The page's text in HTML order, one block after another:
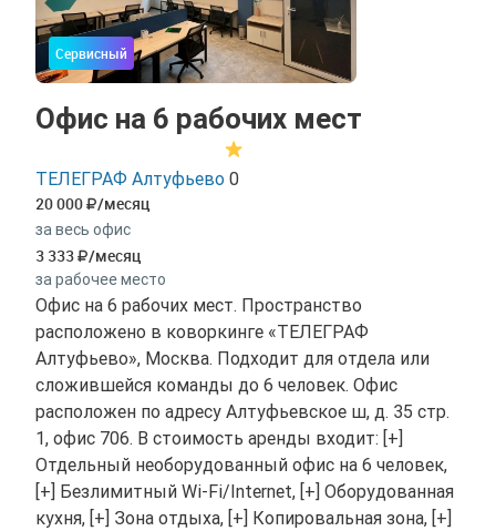
Сервисный
Офис на 6 рабочих мест
ТЕЛЕГРАФ Алтуфьево 0
20 000 /месяц
за весь офис
3 333 /месяц
за рабочее место
Офис на 6 рабочих мест. Пространство
расположено в коворкинге «ТЕЛЕГРАФ
Алтуфьево», Москва. Подходит для отдела или
сложившейся команды до 6 человек. Офис
расположен по адресу Алтуфьевское ш, д. 35 стр.
1, офис 706. В стоимость аренды входит: [+]
Отдельный необорудованный офис на 6 человек,
[+] Безлимитный Wi-Fi/Internet, [+] Оборудованная
кухня, [+] Зона отдыха, [+] Копировальная зона, [+]